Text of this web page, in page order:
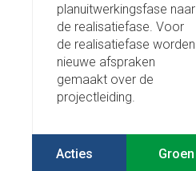
planuitwerkingsfase naar
de realisatiefase. Voor
de realisatiefase worden
nieuwe afspraken
gemaakt over de
projectleiding.
Acties